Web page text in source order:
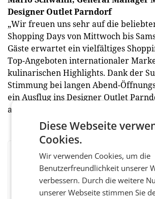
Designer Outlet Parndorf
„Wir freuen uns sehr auf die
Shopping Days von Mittwoch bis
Gäste erwartet ein vielfältiges
Top-Angeboten internationaler
kulinarischen Highlights. Dank der
Stimmung bei langen Abend-
ein Ausflug ins Designer Outlet
an!“
BEWERTEN SIE DIESEN ARTIKEL
Diese Webseite
Cookies.
Wir verwenden Cookies, um die
Benutzerfreundlichkeit unserer
verbessern. Durch die weitere
unserer Webseite stimmen Sie